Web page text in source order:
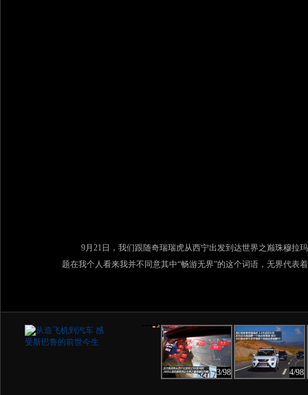
9月21日，我们跟随奇瑞瑞虎从西宁出发到达世界之巅珠穆拉
题在我个人看来我并不同意其中“畅游无界”的这个词语，无界代
3/98 4/98